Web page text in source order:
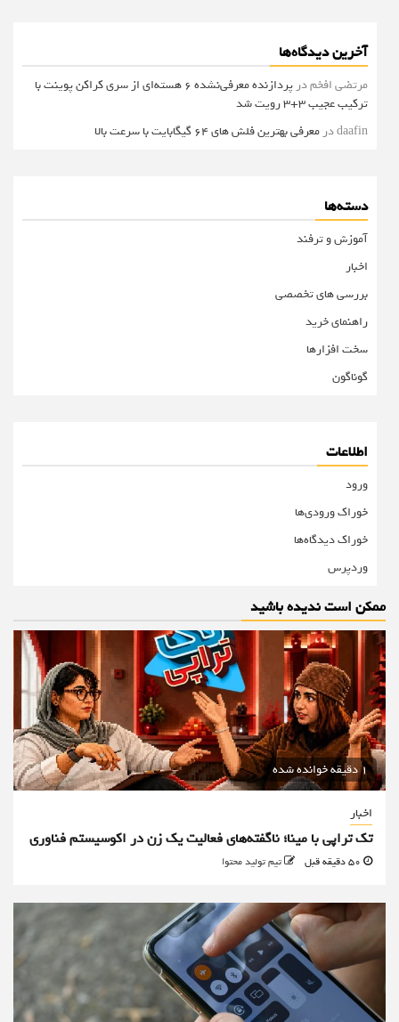
آخرین دیدگاه‌ها
مرتضی افخمدر
پردازنده معرفی‌نشده 6 هسته‌ای از سری کراکن پوینت با
ترکیب عجیب 3+3 رویت شد
daafinدر معرفی بهترین فلش های 64 گیگابایت با سرعت بالا
دسته‌ها
آموزش و ترفند
اخبار
بررسی های تخصصی
راهنمای خرید
سخت افزارها
گوناگون
اطلاعات
ورود
خوراک ورودی‌ها
خوراک دیدگاه‌ها
وردپرس
ممکن است ندیده باشید
1 دقیقه خوانده شده
اخبار
تک تراپی با مینا؛ ناگفته‌های فعالیت یک زن در اکوسیستم فناوری
تیم تولید محتوا